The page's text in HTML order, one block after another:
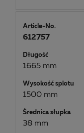
Article-No.
612757
Długość
1665 mm
Wysokość splotu
1500 mm
Średnica słupka
38 mm